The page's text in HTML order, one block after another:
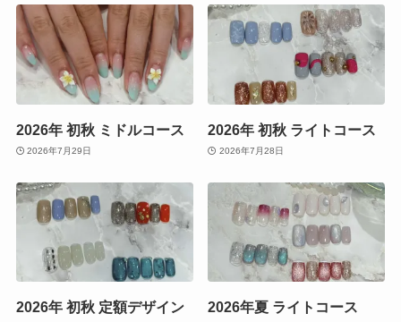
2026年 初秋 ミドルコース
2026年7月29日
2026年 初秋 ライトコース
2026年7月28日
2026年 初秋 定額デザイン 2026年夏 ライトコース